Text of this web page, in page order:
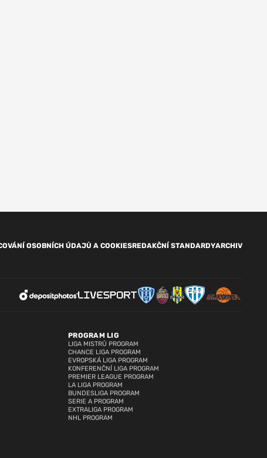
OSOBNÍCH ÚDAJŮ A COOKIESREDAKČNÍ STANDARDYARCHIV
PROGRAM LIG
LIGA MISTRŮ PROGRAM
CHANCE LIGA PROGRAM
EVROPSKÁ LIGA PROGRAM
KONFERENČNÍ LIGA PROGRAM
PREMIER LEAGUE PROGRAM
LA LIGA PROGRAM
BUNDESLIGA PROGRAM
SERIE A PROGRAM
EXTRALIGA PROGRAM
NHL PROGRAM